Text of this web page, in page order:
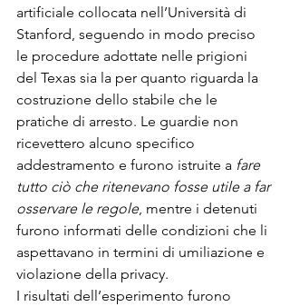
artificiale collocata nell’Università di
Stanford, seguendo in modo preciso
le procedure adottate nelle prigioni
del Texas sia la per quanto riguarda la
costruzione dello stabile che le
pratiche di arresto. Le guardie non
ricevettero alcuno specifico
addestramento e furono istruite a fare
tutto ciò che ritenevano fosse utile a far
osservare le regole, mentre i detenuti
furono informati delle condizioni che li
aspettavano in termini di umiliazione e
violazione della privacy.
I risultati dell’esperimento furono